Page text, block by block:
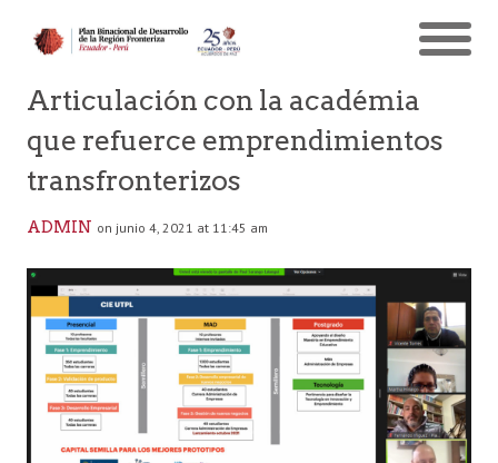
Articulación con la académia
que refuerce emprendimientos
transfronterizos
ADMIN on junio 4, 2021 at 11:45 am